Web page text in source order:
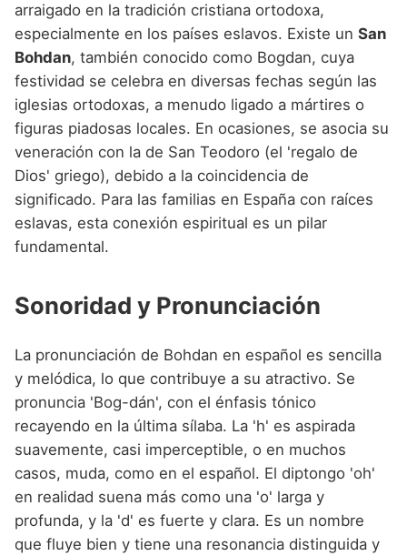
arraigado en la tradición cristiana ortodoxa,
especialmente en los países eslavos. Existe un San
Bohdan, también conocido como Bogdan, cuya
festividad se celebra en diversas fechas según las
iglesias ortodoxas, a menudo ligado a mártires o
figuras piadosas locales. En ocasiones, se asocia su
veneración con la de San Teodoro (el 'regalo de
Dios' griego), debido a la coincidencia de
significado. Para las familias en España con raíces
eslavas, esta conexión espiritual es un pilar
fundamental.
Sonoridad y Pronunciación
La pronunciación de Bohdan en español es sencilla
y melódica, lo que contribuye a su atractivo. Se
pronuncia 'Bog-dán', con el énfasis tónico
recayendo en la última sílaba. La 'h' es aspirada
suavemente, casi imperceptible, o en muchos
casos, muda, como en el español. El diptongo 'oh'
en realidad suena más como una 'o' larga y
profunda, y la 'd' es fuerte y clara. Es un nombre
que fluye bien y tiene una resonancia distinguida y